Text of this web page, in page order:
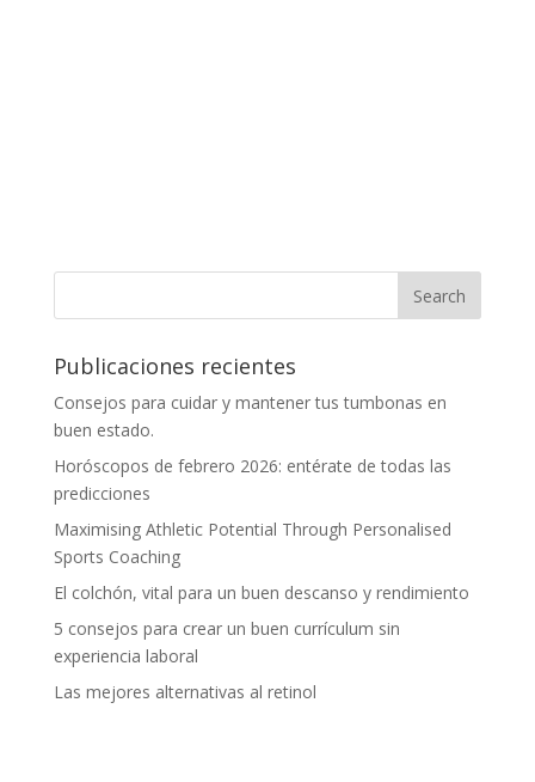
Publicaciones recientes
Consejos para cuidar y mantener tus tumbonas en
buen estado.
Horóscopos de febrero 2026: entérate de todas las
predicciones
Maximising Athletic Potential Through Personalised
Sports Coaching
El colchón, vital para un buen descanso y rendimiento
5 consejos para crear un buen currículum sin
experiencia laboral
Las mejores alternativas al retinol